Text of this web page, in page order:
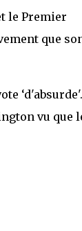
le Premier
que
‘d'absurde'.
vu que